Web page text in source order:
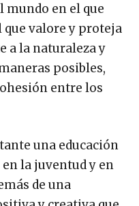
mundo en el que
valore y proteja
a la naturaleza y
posibles,
entre los
una educación
la juventud y en
de una